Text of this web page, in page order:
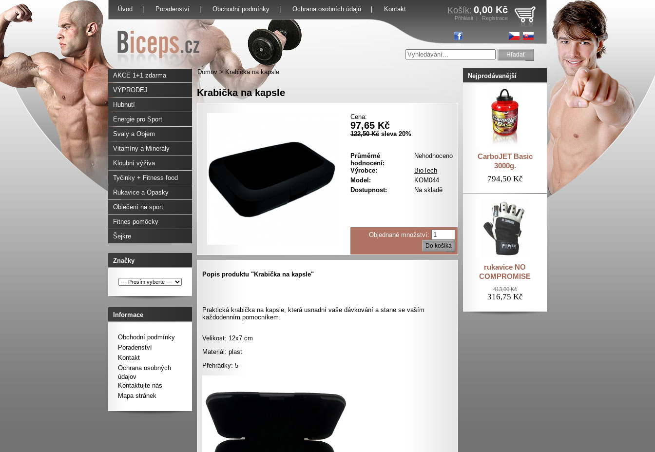
Úvod Poradenství Obchodní podmínky Ochrana osobních údajů Kontakt Košík: 0,00 Kč
Přihlásit | Registrace
Hľadať
Domov > Krabička na kapsle
AKCE 1+1 zdarma
VÝPRODEJ
Hubnutí
Energie pro Sport
Svaly a Objem
Vitamíny a Minerály
Kloubní výživa
Tyčinky + Fitness food
Rukavice a Opasky
Oblečení na sport
Fitnes pomôcky
Šejkre
Značky
Informace
Obchodní podmínky
Poradenství
Kontakt
Ochrana osobných
údajov
Kontaktujte nás
Mapa stránek
Krabička na kapsle
Cena:
97,65 Kč
122,50 Kč sleva 20%
Průměrné
hodnocení:
Nehodnoceno
Výrobce:
BioTech
Model:
KOM044
Dostupnost:
Na skladě
Objednané množství:
Do košíka
Popis produktu "Krabička na kapsle"
Praktická krabička na kapsle která usnadní vaše dávkování a stane se vaším
každodenním pomocníkem
Velikost: 12x7 cm
Materiál: plast
Přehrádky: 5
Nejprodávanější
CarboJET Basic
3000g.
794,50 Kč
rukavice NO
COMPROMISE
413,00 Kč
316,75 Kč